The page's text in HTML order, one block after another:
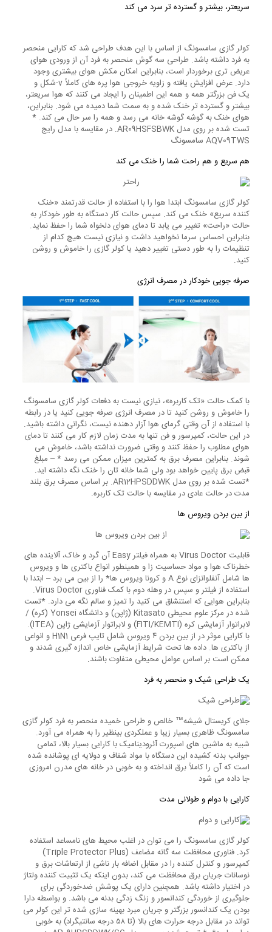
سریعتر، بیشتر و گسترده تر سرد می کند
کولر گازی سامسونگ از اساس با این هدف طراحی شد که کارایی منحصر
به فرد داشته باشد. طراحی سه گوش منحصر به فرد آن از ورودی هوای
عریض تری برخوردار است، بنابراین امکان مکش هوای بیشتری وجود
دارد. عرض افزایش یافته و زاویه خروجی هوا پره های کاملاً v-شکل و
یک فن بزرگتر همه و همه این اطمینان را ایجاد می کنند که هوا سریعتر،
بیشتر و گسترده تر خنک شده و به سمت شما دمیده می شود. بنابراین،
هوای خنک به گوشه گوشه خانه می رسد و همه را سر حال می کند. *
تست شده بر روی مدل AR09HSFSBWK. در مقایسه با مدل رایج
AQV09TWS سامسونگ
هم سریع و هم راحت شما را خنک می کند
کولر گازی سامسونگ ابتدا هوا را با استفاده از حالت قدرتمند «خنک
کننده سریع» خنک می کند. سپس حالت کار دستگاه به طور خودکار به
حالت «راحت» تغییر می یابد تا دمای هوای دلخواه شما را حفظ نماید.
بنابراین احساس سرما نخواهید داشت و نیازی نیست هیچ کدام از
تنظیمات را به طور دستی تغییر دهید یا کولر گازی را خاموش و روشن
کنید.
صرفه جویی خودکار در مصرف انرژی
با کمک حالت «تک کاربره»، نیازی نیست به دفعات کولر گازی سامسونگ
را خاموش و روشن کنید تا در مصرف انرژی صرفه جویی کنید یا در رابطه
با استفاده از آن وقتی گرمای هوا آزار دهنده نیست، نگرانی داشته باشید.
در این حالت، کمپرسور و فن تنها به مدت زمان لازم کار می کنند تا دمای
هوای مطلوب را حفظ کنند و وقتی ضرورت نداشته باشد، خاموش می
شوند. بنابراین مصرف برق به کمترین میزان ممکن می رسد * – مبلغ
قبض برق پایین خواهد بود ولی شما خانه تان را خنک نگه داشته اید.
*تست شده بر روی مدل AR12HPSDDWK. بر اساس مصرف برق بلند
مدت در حالت عادی در مقایسه با حالت تک کاربره.
از بین بردن ویروس ها
قابلیت Virus Doctor به همراه فیلتر Easy آن گرد و خاک، آلاینده های
خطرناک هوا و مواد حساسیت زا و همینطور انواع باکتری ها و ویروس
ها شامل آنفلوانزای نوع A و کرونا ویروس ها* را از بین می برد – ابتدا با
استفاده از فیلتر و سپس در وهله دوم با کمک فناوری Virus Doctor.
بنابراین هوایی که استنشاق می کنید را تمیز و سالم نگه می دارد. *تست
شده در مرکز علوم محیطی Kitasato (ژاپن) و دانشگاه Yonsei (کره) /
لابراتوار آزمایشی کره (FITI/KEMTI) و لابراتوار آزمایشی ژاپن (ITEA).
با کارایی موثر در از بین بردن ۴ ویروس شامل تایپ فرعی H1N1 و انواعی
از باکتری ها. داده ها تحت شرایط آزمایشی خاص اندازه گیری شدند و
ممکن است بر اساس عوامل محیطی متفاوت باشند.
یک طراحی شیک و منحصر به فرد
جلای کریستال شیشه™ خالص و طراحی خمیده منحصر به فرد کولر گازی
سامسونگ ظاهری بسیار زیبا و عملکردی بینظیر را به همراه می آورد.
شبیه به ماشین های اسپورت آئرودینامیک با کارایی بسیار بالا، تمامی
جوانب بدنه کشیده این دستگاه با مواد شفاف و دولایه ای پوشانده شده
است که آن را کاملاً برق انداخته و به خوبی در خانه های مدرن امروزی
جا داده می شود
کارایی با دوام و طولانی مدت
کولر گازی سامسونگ را می توان در اغلب محیط های نامساعد استفاده
کرد. فناوری محافظت سه گانه مضاعف (Triple Protector Plus)
کمپرسور و کنترل کننده را در مقابل اضافه بار ناشی از ارتعاشات برق و
نوسانات جریان برق محافظت می کند، بدون اینکه یک تثبیت کننده ولتاژ
در اختیار داشته باشد. همچنین دارای یک پوشش ضدخوردگی برای
جلوگیری از خوردگی کندانسور و زنگ زدگی بدنه می باشد. و بواسطه دارا
بودن یک کندانسور بزرگتر و جریان مبرد بهینه سازی شده تر این کولر می
تواند در مقابل درجه حرارت های بالا (تا ۵۸ درجه سانتیگراد) به خوبی